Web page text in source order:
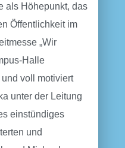
als Höhepunkt, das
Öffentlichkeit im
„Wir
Halle
voll motiviert
unter der Leitung
einstündiges
und